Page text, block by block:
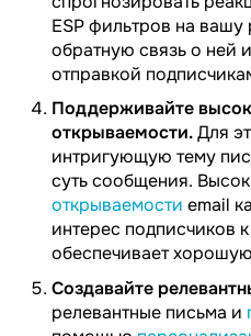
ESP фильтров на вашу
обратную связь о ней
отправкой
Поддерживайте
открываемости.Для
интригующую тему
суть сообщения.
открываемости email
интерес подписчиков
обеспечивает хорошую
Создавайте
релевантные письма и